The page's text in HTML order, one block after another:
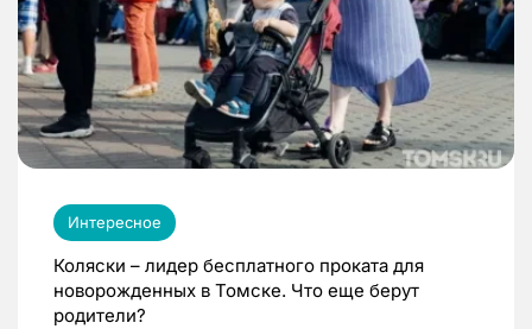
Интересное
Коляски – лидер бесплатного проката для
новорожденных в Томске. Что еще берут
родители?